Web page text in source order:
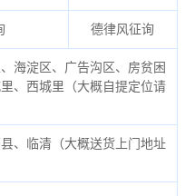
德律风征询
淀区、广告沟区、房贫困
、西城里（大概自提定位请
、临清（大概送货上门地址